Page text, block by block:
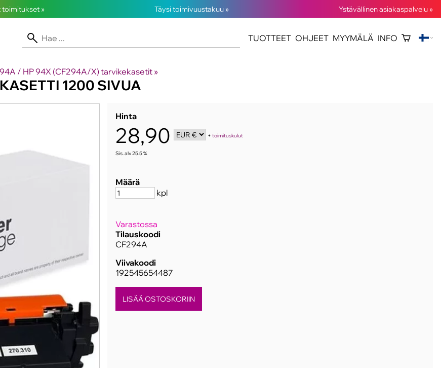
toimitukset » Täysi toimivuustakuu » Ystävällinen asiakaspalvelu »
TUOTTEET OHJEET MYYMÄLÄ INFO
/ HP 94X (CF294A/X) tarvikekasetit ‪»
1200 SIVUA
Hinta
28,90 +toimituskulut
Sis. alv 25.5 %
Määrä
kpl
Varastossa
Tilauskoodi
CF294A
Viivakoodi
192545654487